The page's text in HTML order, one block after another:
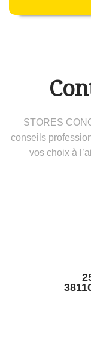
STORES
conseils
vos choix à